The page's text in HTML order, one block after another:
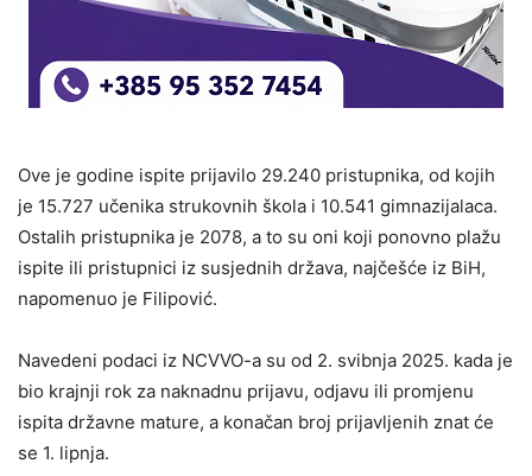
Ove je godine ispite prijavilo 29.240 pristupnika, od kojih
je 15.727 učenika strukovnih škola i 10.541 gimnazijalaca.
Ostalih pristupnika je 2078, a to su oni koji ponovno plažu
ispite ili pristupnici iz susjednih država, najčešće iz BiH,
napomenuo je Filipović.
Navedeni podaci iz NCVVO-a su od 2. svibnja 2025. kada je
bio krajnji rok za naknadnu prijavu, odjavu ili promjenu
ispita državne mature, a konačan broj prijavljenih znat će
se 1. lipnja.